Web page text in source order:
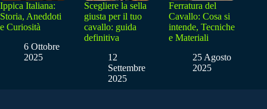
Ippica Italiana:
Storia, Aneddoti
e Curiosità
6 Ottobre
2025
Scegliere la sella
giusta per il tuo
cavallo: guida
definitiva
12
Settembre
2025
Ferratura del
Cavallo: Cosa si
intende, Tecniche
e Materiali
25 Agosto
2025